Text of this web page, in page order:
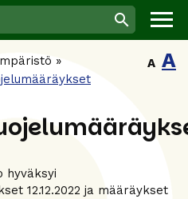
»
A A
hyväksyi
12.12.2022 ja määräykset